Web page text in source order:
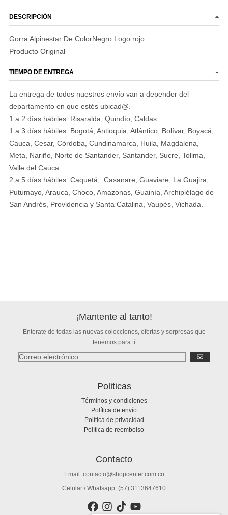
DESCRIPCIÓN
Gorra Alpinestar De ColorNegro Logo rojo
Producto Original
TIEMPO DE ENTREGA
La entrega de todos nuestros envío van a depender del
departamento en que estés ubicad@.
1 a 2 días hábiles: Risaralda, Quindío, Caldas.
1 a 3 días hábiles: Bogotá, Antioquia, Atlántico, Bolívar, Boyacá,
Cauca, Cesar, Córdoba, Cundinamarca, Huila, Magdalena,
Meta, Nariño, Norte de Santander, Santander, Sucre, Tolima,
Valle del Cauca.
2 a 5 días hábiles: Caquetá, Casanare, Guaviare, La Guajira,
Putumayo, Arauca, Choco, Amazonas, Guainía, Archipiélago de
San Andrés, Providencia y Santa Catalina, Vaupés, Vichada.
¡Mantente al tanto!
Enterate de todas las nuevas colecciones, ofertas y sorpresas que
tenemos para tí
Politicas
Términos y condiciones
Política de envío
Política de privacidad
Política de reembolso
Contacto
Email: contacto@shopcenter.com.co
Celular / Whatsapp: (57) 3113647610